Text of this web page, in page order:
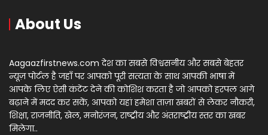
About Us
Aagaazfirstnews.com देश का सबसे विश्वसनीय और सबसे बेहतर
न्यूज़ पोर्टल है जहाँ पर आपको पूरी सत्यता के साथ आपकी भाषा में
आपके लिए ऐसी कंटेंट देने की कोशिश करता है जो आपको हरपल आगे
बढ़ाने में मदद कर सकें, आपको यहां हमेशा ताज़ा खबरों से लेकर नौकरी,
शिक्षा, राजनीति, खेल, मनोरंजन, राष्ट्रीय और अंतराष्ट्रीय स्तर का खबर
मिलेगा..